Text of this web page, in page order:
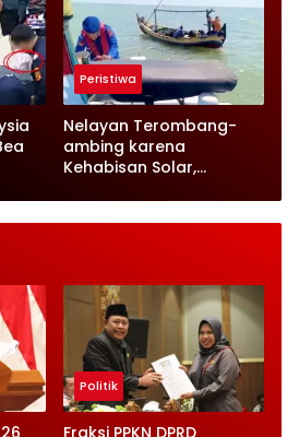
Peristiwa
Nelayan Terombang-
ambing karena
Kehabisan Solar,
Datang Tepat Waktu
Politik
Fraksi PPKN DPRD